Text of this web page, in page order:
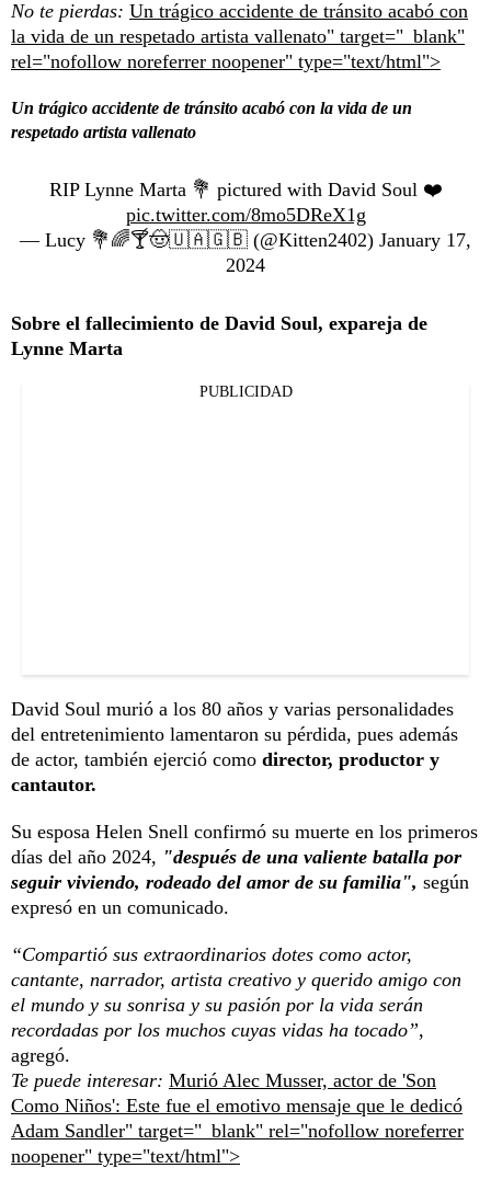
No te pierdas: Un trágico accidente de tránsito acabó con
la vida de un respetado artista vallenato" target="_blank"
rel="nofollow noreferrer noopener" type="text/html">
Un trágico accidente de tránsito acabó con la vida de un
respetado artista vallenato
RIP Lynne Marta 💐 pictured with David Soul ❤️
pic.twitter.com/8mo5DReX1g
— Lucy 💐🌈🍸🤠🇺🇦🇬🇧 (@Kitten2402) January 17,
2024
Sobre el fallecimiento de David Soul, expareja de
Lynne Marta
PUBLICIDAD
David Soul murió a los 80 años y varias personalidades
del entretenimiento lamentaron su pérdida, pues además
de actor, también ejerció como director, productor y
cantautor.
Su esposa Helen Snell confirmó su muerte en los primeros
días del año 2024, "después de una valiente batalla por
seguir viviendo, rodeado del amor de su familia", según
expresó en un comunicado.
“Compartió sus extraordinarios dotes como actor,
cantante, narrador, artista creativo y querido amigo con
el mundo y su sonrisa y su pasión por la vida serán
recordadas por los muchos cuyas vidas ha tocado”,
agregó.
Te puede interesar: Murió Alec Musser, actor de 'Son
Como Niños': Este fue el emotivo mensaje que le dedicó
Adam Sandler" target="_blank" rel="nofollow noreferrer
noopener" type="text/html">